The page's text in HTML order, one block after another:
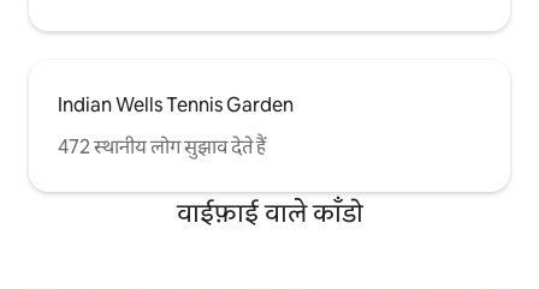
Indian Wells Tennis Garden
472 स्थानीय लोग सुझाव देते हैं
वाईफ़ाई वाले काँडो